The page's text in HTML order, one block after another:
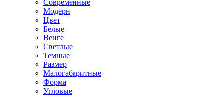
Современные
Модерн
Цвет
Белые
Венге
Светлые
Темные
Размер
Малогабаритные
Форма
Угловые